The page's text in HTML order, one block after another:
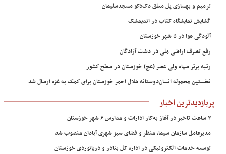
ترمیم و بهسازی پل معلق دک‌دکو مسجدسلیمان
گشایش نمایشگاه کتاب در اندیمشک
آلودگی هوا در ۵ شهر خوزستان
رفع تصرف اراضی ملی در دشت آزادگان
رتبه برتر سپاه ولی عصر (عج) خوزستان در سطح کشور
نخستین محموله انسان‌دوستانه هلال احمر خوزستان برای کمک به غزه ارسال شد
پربازدیدترین اخبار
۲ ساعت تاخیر در آغاز به‌کار ادارات و مدارس ۶ شهر خوزستان
مدیرعامل سازمان سیما، منظر و فضای سبز شهری آبادان منصوب شد
توسعه خدمات الکترونیکی در اداره کل بنادر و دریانوردی خوزستان